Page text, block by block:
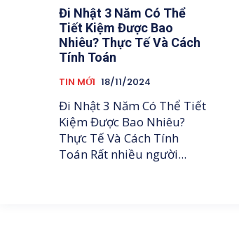
Đi Nhật 3 Năm Có Thể
Tiết Kiệm Được Bao
Nhiêu? Thực Tế Và Cách
Tính Toán
TIN MỚI 18/11/2024
Đi Nhật 3 Năm Có Thể Tiết
Kiệm Được Bao Nhiêu?
Thực Tế Và Cách Tính
Toán Rất nhiều người...